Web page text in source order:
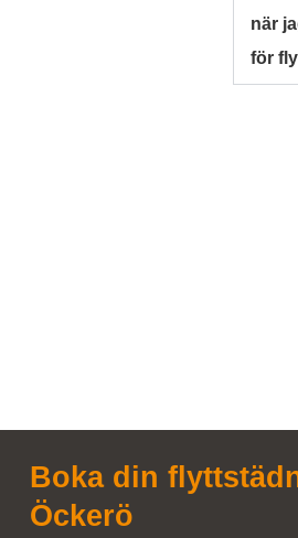
när
för
Boka din
Öckerö